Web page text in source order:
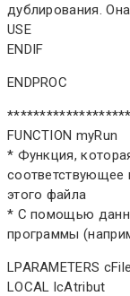
дублирования.
USE
ENDIF
ENDPROC
FUNCTION myRun
* Функция,
соответствующее
этого файла
* С помощью
программы
LPARAMETERS
LOCAL lcAtribut